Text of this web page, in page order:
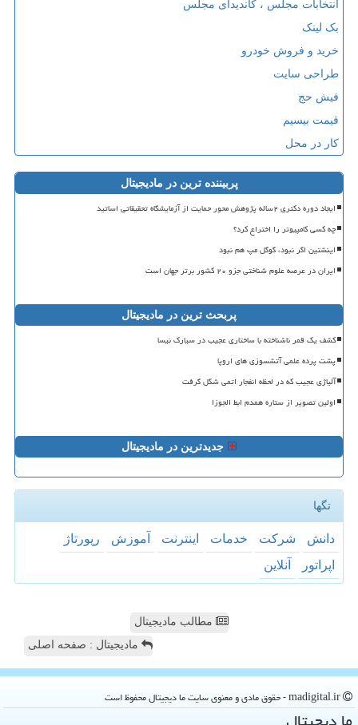
انتخابات مجلس ، کاندیدای مجلس
بک لینک
خرید و فروش خودرو
طراحی سایت
فیش حج
قیمت بیسیم
کار در محل
پربیننده ترین در مادیجیتال
ایجاد دوره دکتری ۲ساله پژوهش محور حمایت از آزمایشگاه تحقیقاتی اساتید
چه کسی کامپیوتر را اختراع کرد؟
اینشتین اگر نبود، گوگل مپ هم نبود
ایران در عرصه علوم شناختی جزو ۲۰ کشور برتر جهان است
پربحث ترین در مادیجیتال
کشف یک قمر ناشناخته با ساختاری عجیب در سیارک نیسا
پشت پرده علمی آتشسوزی های اروپا
آلیاژی عجیب که در لحظه انفجار اتمی شکل گرفت
اولین تصویر از ستاره همدم ابط الجوزا
جدیدترین در مادیجیتال
تگها
دانش شركت خدمات اینترنت آموزش
رپورتاژ
اپراتور
آنلاین
مطالب مادیجیتال
مادیجیتال : صفحه اصلی